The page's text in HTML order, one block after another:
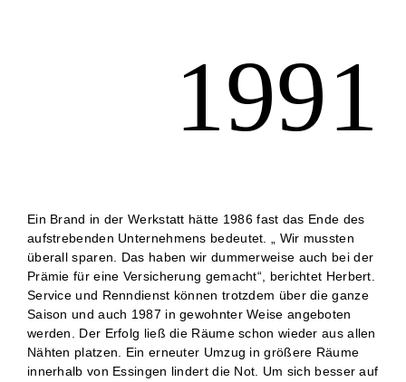
1991
Ein Brand in der Werkstatt hätte 1986 fast das Ende des
aufstrebenden Unternehmens bedeutet. „ Wir mussten
überall sparen. Das haben wir dummerweise auch bei der
Prämie für eine Versicherung gemacht“, berichtet Herbert.
Service und Renndienst können trotzdem über die ganze
Saison und auch 1987 in gewohnter Weise angeboten
werden. Der Erfolg ließ die Räume schon wieder aus allen
Nähten platzen. Ein erneuter Umzug in größere Räume
innerhalb von Essingen lindert die Not. Um sich besser auf